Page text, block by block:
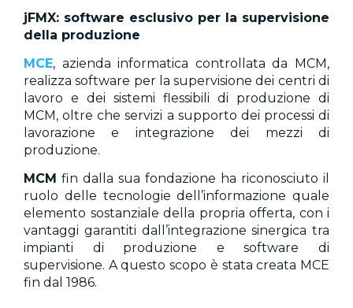
jFMX: software esclusivo per la supervisione
della produzione
MCE, azienda informatica controllata da MCM,
realizza software per la supervisione dei centri di
lavoro e dei sistemi flessibili di produzione di
MCM, oltre che servizi a supporto dei processi di
lavorazione e integrazione dei mezzi di
produzione.
MCM fin dalla sua fondazione ha riconosciuto il
ruolo delle tecnologie dell’informazione quale
elemento sostanziale della propria offerta, con i
vantaggi garantiti dall’integrazione sinergica tra
impianti di produzione e software di
supervisione. A questo scopo è stata creata MCE
fin dal 1986.